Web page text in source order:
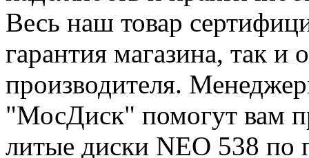
Весь наш товар
гарантия магазина, так и
производителя.
"МосДиск" помогут вам
литые диски NEO 538 по